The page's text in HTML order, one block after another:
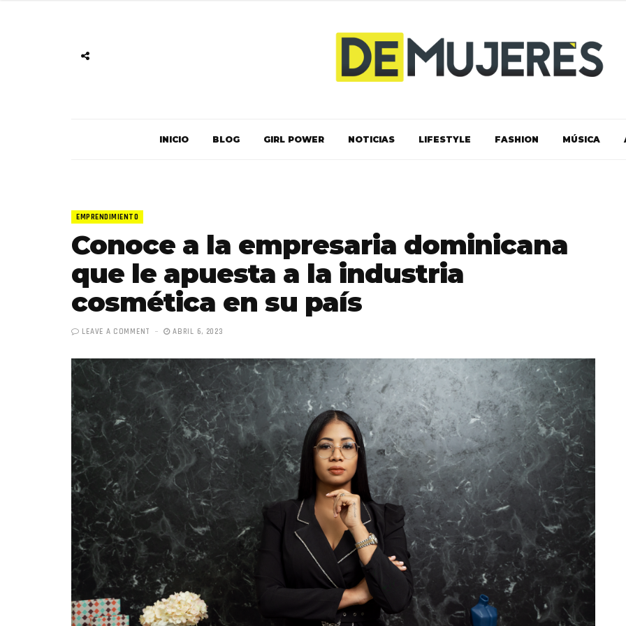
INICIO BLOG GIRL POWER NOTICIAS LIFESTYLE FASHION MÚSICA
EMPRENDIMIENTO
Conoce a la empresaria dominicana
que le apuesta a la industria
cosmética en su país
LEAVE A COMMENT ABRIL 6, 2023
«Bonitas», el nuevo
sencillo de Hendrix y
Totó la Momposina: el
adiós a la gran
cantadora que llevó las
raíces colombianas al
mundo a través de su
música